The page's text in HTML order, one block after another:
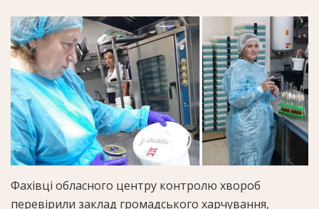
Фахівці обласного центру контролю хвороб
перевірили заклад громадського харчування,